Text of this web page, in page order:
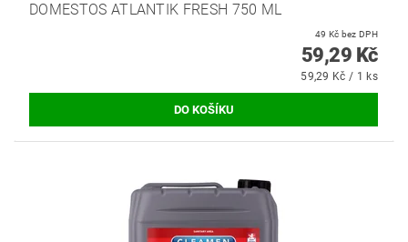
DOMESTOS ATLANTIK FRESH 750 ML
49 Kč bez DPH
59,29 Kč
59,29 Kč / 1 ks